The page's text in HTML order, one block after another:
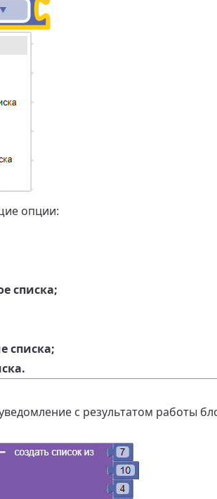
опции:
списка;
списка;
с результатом работы